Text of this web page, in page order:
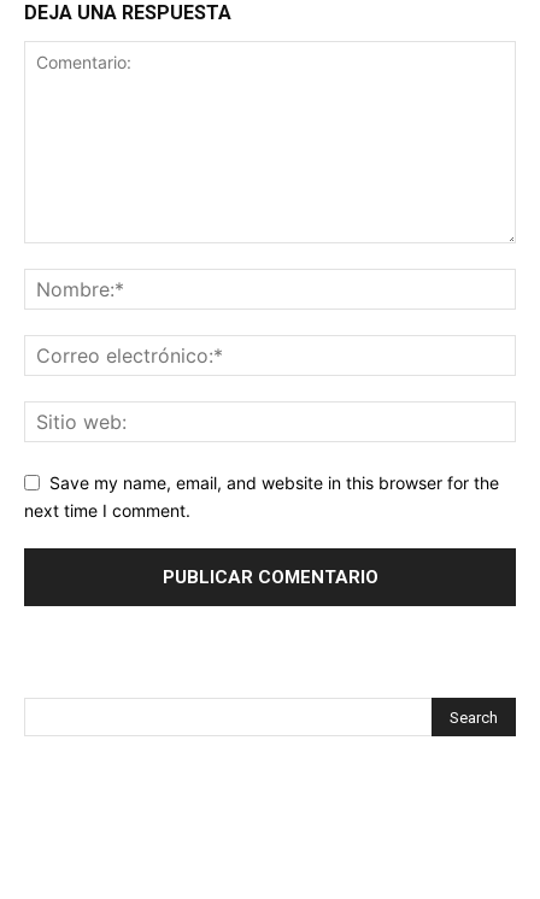
DEJA UNA RESPUESTA
Save my name, email, and website in this browser for the
next time I comment.